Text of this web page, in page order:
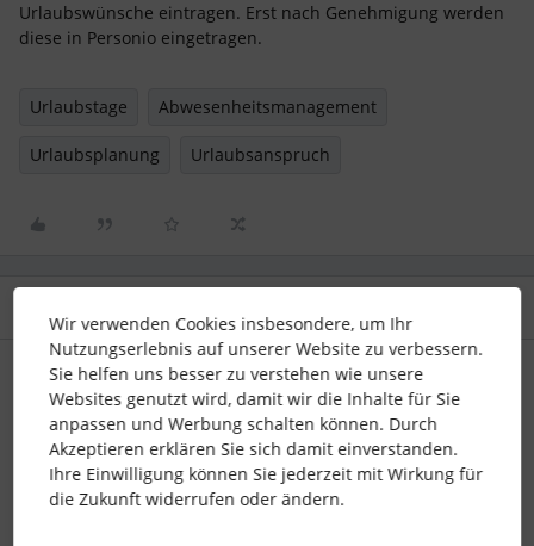
Urlaubswünsche eintragen. Erst nach Genehmigung werden
diese in Personio eingetragen.
Urlaubstage Abwesenheitsmanagement
Urlaubsplanung Urlaubsanspruch
Lena Forum|Forum|3 years ago
@MaCherie1
gerne verlinke ich Dir ein paar Mitglieder, die sich auch breits
Gedanken zum Thema Darstellung der Urlaubsplanung
gemacht haben.
Wir verwenden Cookies insbesondere, um Ihr
Nutzungserlebnis auf unserer Website zu verbessern.
Sie helfen uns besser zu verstehen wie unsere
Websites genutzt wird, damit wir die Inhalte für Sie
anpassen und Werbung schalten können. Durch
Akzeptieren erklären Sie sich damit einverstanden.
Ihre Einwilligung können Sie jederzeit mit Wirkung für
die Zukunft widerrufen oder ändern.